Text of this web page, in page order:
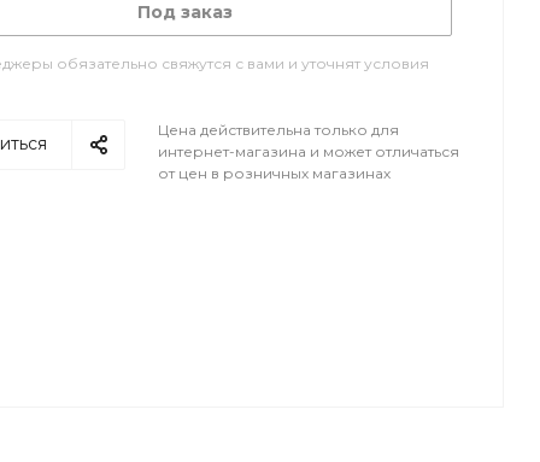
Под заказ
обязательно свяжутся с вами и уточнят условия
Цена действительна только для
интернет-магазина и может отличаться
от цен в розничных магазинах